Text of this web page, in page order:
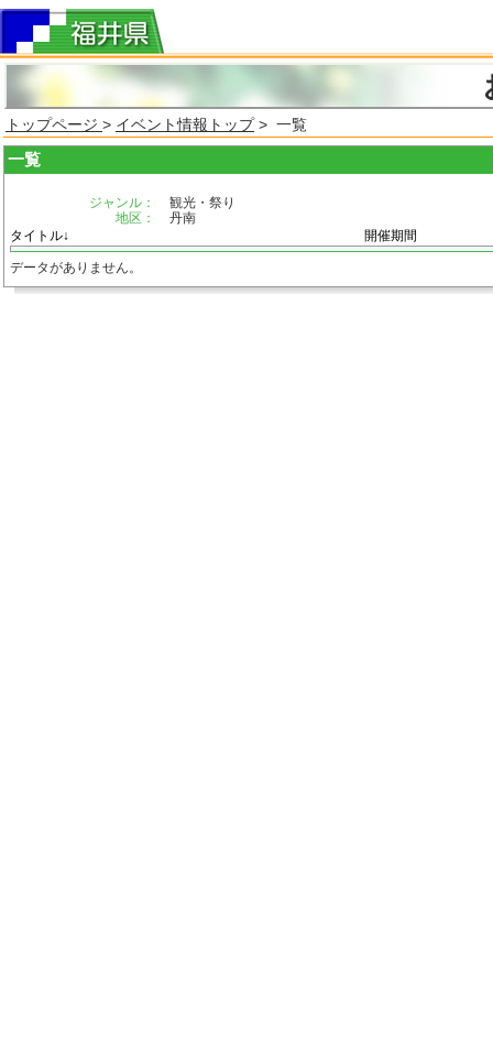
トップページ > イベント情報トップ> 一覧
一覧
ジャンル：
観光・祭り
地区：
丹南
タイトル↓
開催期間
データがありません。